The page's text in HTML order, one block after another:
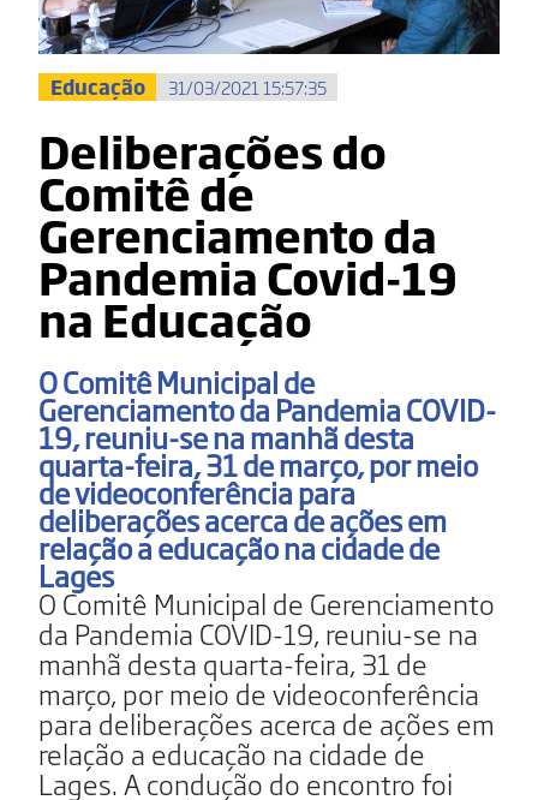
Educação 31/03/2021 15:57:35
Deliberações do
Comitê de
Gerenciamento da
Pandemia Covid-19
na Educação
O Comitê Municipal de
Gerenciamento da Pandemia COVID-
19, reuniu-se na manhã desta
quarta-feira, 31 de março, por meio
de videoconferência para
deliberações acerca de ações em
relação a educação na cidade de
Lages
O Comitê Municipal de Gerenciamento
da Pandemia COVID-19, reuniu-se na
manhã desta quarta-feira, 31 de
março, por meio de videoconferência
para deliberações acerca de ações em
relação a educação na cidade de
Lages. A condução do encontro foi